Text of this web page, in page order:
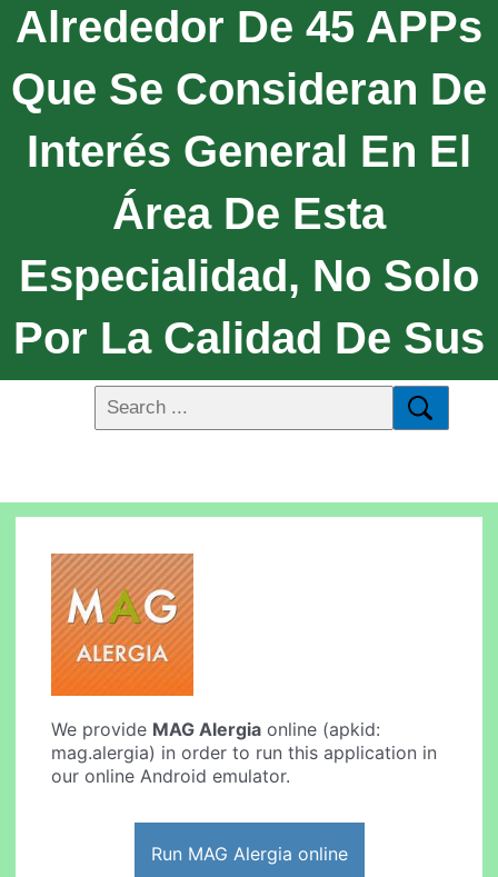
Alrededor De 45 APPs
Que Se Consideran De
Interés General En El
Área De Esta
Especialidad, No Solo
Por La Calidad De Sus
We provide MAG Alergia online (apkid:
mag.alergia) in order to run this application in
our online Android emulator.
Run MAG Alergia online